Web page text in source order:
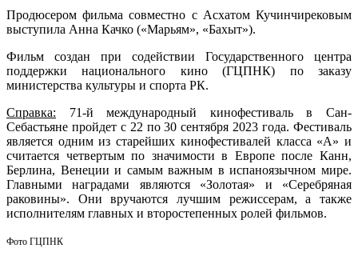
Продюсером фильма совместно с Асхатом Кучинчирековым
выступила Анна Качко («Марьям», «Бахыт»).
Фильм создан при содействии Государственного центра
поддержки национального кино (ГЦПНК) по заказу
министерства культуры и спорта РК.
Справка: 71-й международный кинофестиваль в Сан-
Себастьяне пройдет с 22 по 30 сентября 2023 года. Фестиваль
является одним из старейших кинофестивалей класса «А» и
считается четвертым по значимости в Европе после Канн,
Берлина, Венеции и самым важным в испаноязычном мире.
Главными наградами являются «Золотая» и «Серебряная
раковины». Они вручаются лучшим режиссерам, а также
исполнителям главных и второстепенных ролей фильмов.
Фото ГЦПНК